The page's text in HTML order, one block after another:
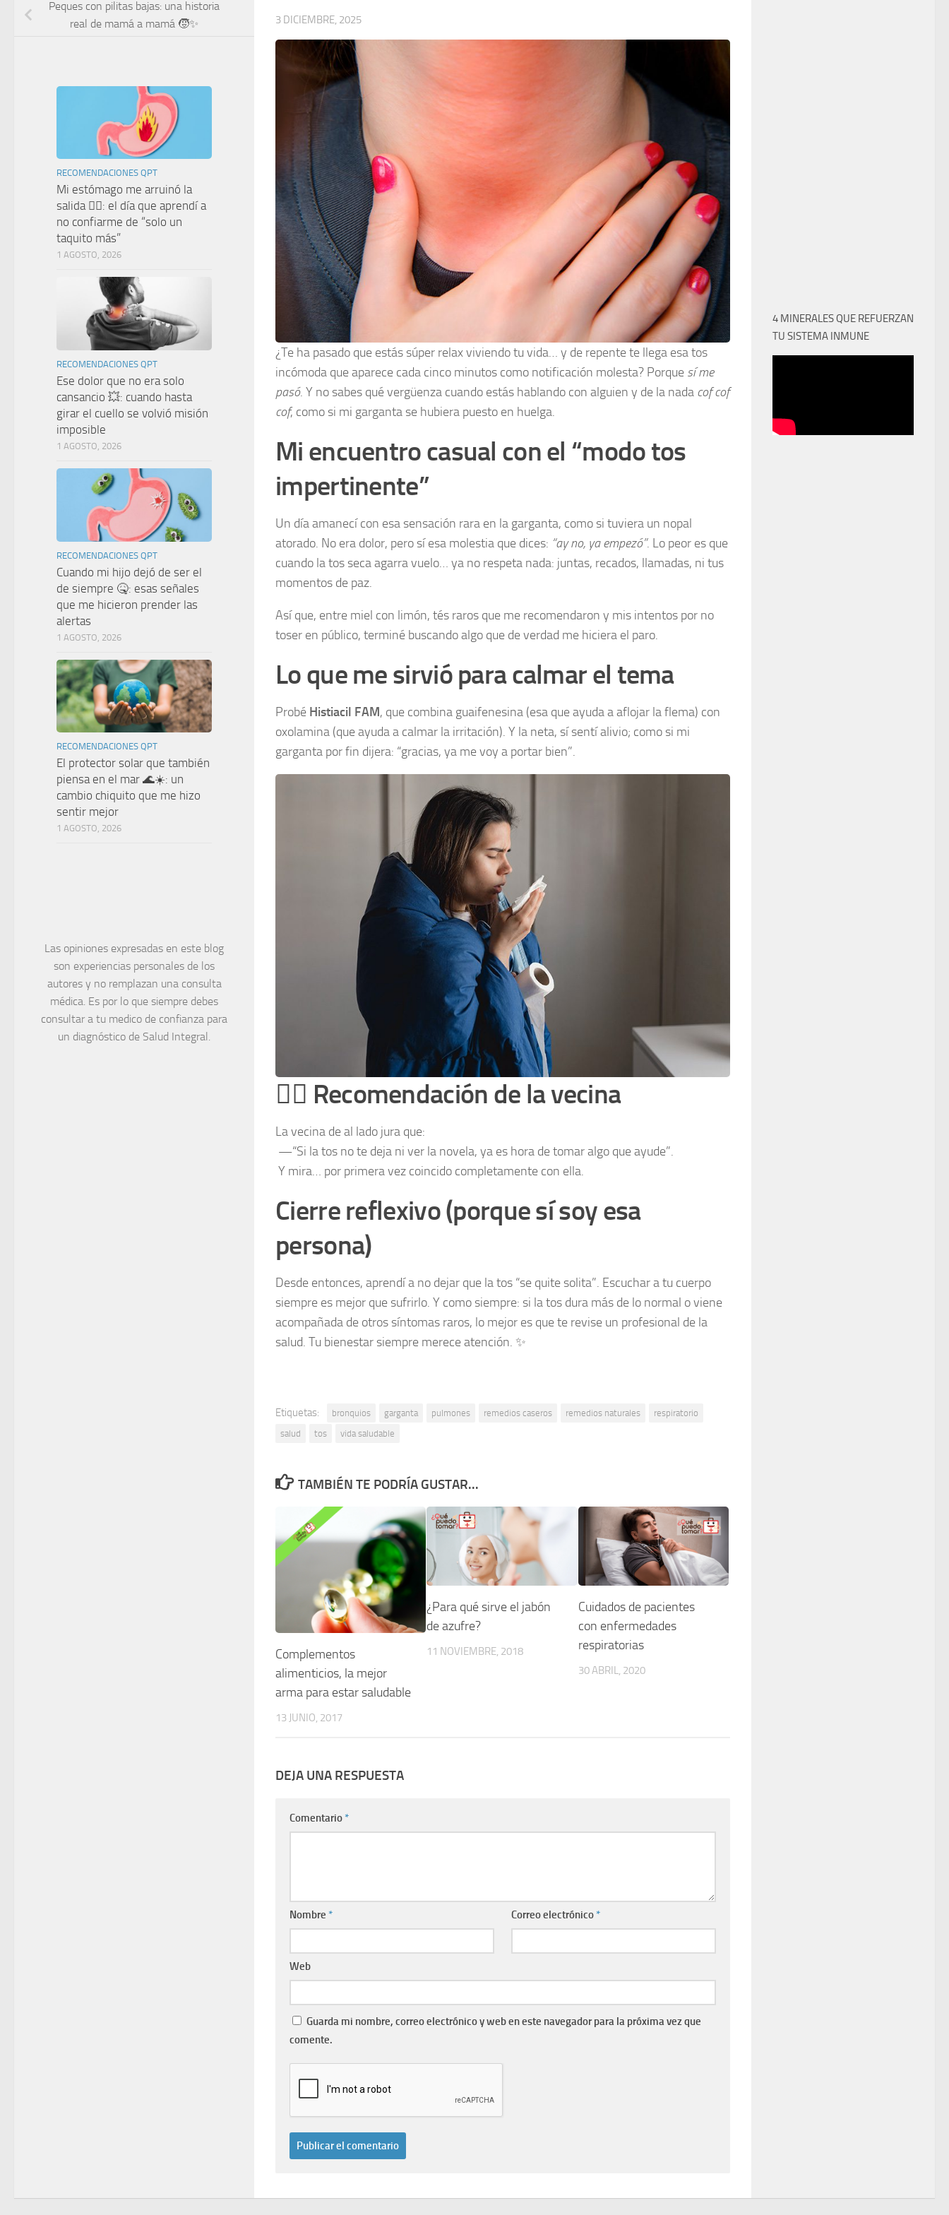
3 DICIEMBRE, 2025
¿Te ha pasado que estás súper relax viviendo tu vida… y de repente te llega esa tos
incómoda que aparece cada cinco minutos como notificación molesta? Porque sí me
pasó. Y no sabes qué vergüenza cuando estás hablando con alguien y de la nada cof cof
cof, como si mi garganta se hubiera puesto en huelga.
Mi encuentro casual con el “modo tos
impertinente”
Un día amanecí con esa sensación rara en la garganta, como si tuviera un nopal
atorado. No era dolor, pero sí esa molestia que dices: “ay no, ya empezó”. Lo peor es que
cuando la tos seca agarra vuelo… ya no respeta nada: juntas, recados, llamadas, ni tus
momentos de paz.
Así que, entre miel con limón, tés raros que me recomendaron y mis intentos por no
toser en público, terminé buscando algo que de verdad me hiciera el paro.
Lo que me sirvió para calmar el tema
Probé Histiacil FAM, que combina guaifenesina (esa que ayuda a aflojar la flema) con
oxolamina (que ayuda a calmar la irritación). Y la neta, sí sentí alivio; como si mi
garganta por fin dijera: “gracias, ya me voy a portar bien”.
💁‍♀️ Recomendación de la vecina
La vecina de al lado jura que:
—“Si la tos no te deja ni ver la novela, ya es hora de tomar algo que ayude”.
Y mira… por primera vez coincido completamente con ella.
Cierre reflexivo (porque sí soy esa
persona)
Desde entonces, aprendí a no dejar que la tos “se quite solita”. Escuchar a tu cuerpo
siempre es mejor que sufrirlo. Y como siempre: si la tos dura más de lo normal o viene
acompañada de otros síntomas raros, lo mejor es que te revise un profesional de la
salud. Tu bienestar siempre merece atención. ✨
Etiquetas: bronquios garganta pulmones remedios caseros remedios naturales
respiratorio
salud
tos vida saludable
TAMBIÉN TE PODRÍA GUSTAR...
Complementos
alimenticios, la mejor
arma para estar saludable
13 JUNIO, 2017
¿Para qué sirve el jabón
de azufre?
11 NOVIEMBRE, 2018
Cuidados de pacientes
con enfermedades
respiratorias
30 ABRIL, 2020
DEJA UNA RESPUESTA
Comentario *
Nombre * Correo electrónico *
Web
Guarda mi nombre, correo electrónico y web en este navegador para la próxima vez que
comente.
Peques con pilitas bajas: una historia
real de mamá a mamá 🧒✨
RECOMENDACIONES QPT
Mi estómago me arruinó la
salida 🤦‍♀️: el día que aprendí a
no confiarme de “solo un
taquito más”
1 AGOSTO, 2026
RECOMENDACIONES QPT
Ese dolor que no era solo
cansancio 💥: cuando hasta
girar el cuello se volvió misión
imposible
1 AGOSTO, 2026
RECOMENDACIONES QPT
Cuando mi hijo dejó de ser el
de siempre 🤒: esas señales
que me hicieron prender las
alertas
1 AGOSTO, 2026
RECOMENDACIONES QPT
El protector solar que también
piensa en el mar 🌊☀️: un
cambio chiquito que me hizo
sentir mejor
1 AGOSTO, 2026
Las opiniones expresadas en este blog
son experiencias personales de los
autores y no remplazan una consulta
médica. Es por lo que siempre debes
consultar a tu medico de confianza para
un diagnóstico de Salud Integral.
4 MINERALES QUE REFUERZAN
TU SISTEMA INMUNE